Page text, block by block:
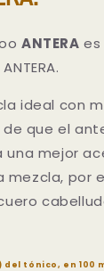
ANTERA es
ideal con
que el
mejor
por
del tónico, en 100